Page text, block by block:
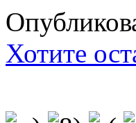
Хотите